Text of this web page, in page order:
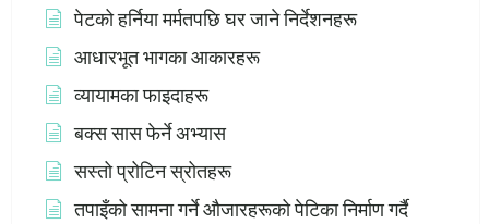
पेटको हर्निया मर्मतपछि घर जाने निर्देशनहरू
आधारभूत भागका आकारहरू
व्यायामका फाइदाहरू
बक्स सास फेर्ने अभ्यास
सस्तो प्रोटिन स्रोतहरू
तपाइँको सामना गर्ने औजारहरूको पेटिका निर्माण गर्दै